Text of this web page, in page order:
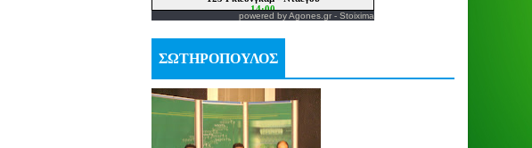
powered byAgones.gr - Stoixima
ΣΩΤΗΡΟΠΟΥΛΟΣ